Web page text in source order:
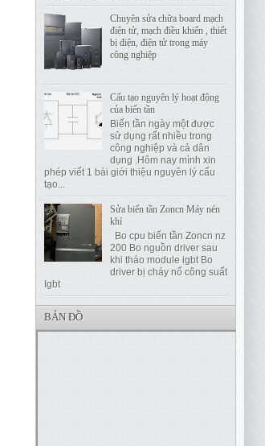
Chuyên sửa chữa board mạch
điện tử, mạch điều khiển , thiết
bị điện, điện tử trong máy
công nghiệp
Cấu tạo nguyên lý hoạt động
của biến tần
Biến tần ngày một được
sử dụng rất nhiều trong
công nghiệp và cả dân
dụng .Hôm nay mình xin
phép viết 1 bài giới thiệu nguyên lý cấu
tạo...
Sửa biến tần Zoncn Máy nén
khí
Bo cpu biến tần Zoncn nz
200 Bo nguồn driver sau
khi tháo module igbt Bo
driver bị cháy nổ công suất
Igbt
BẢN ĐỒ